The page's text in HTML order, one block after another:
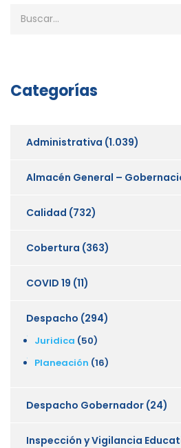
Categorías
Administrativa (1.039)
Almacén General –
Calidad (732)
Cobertura (363)
COVID 19 (11)
Despacho (294)
Juridica (50)
Planeación (16)
Despacho Gobernador (24)
Inspección y Vigilancia